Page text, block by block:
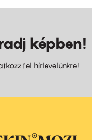
képben!
fel hírlevelünkre!